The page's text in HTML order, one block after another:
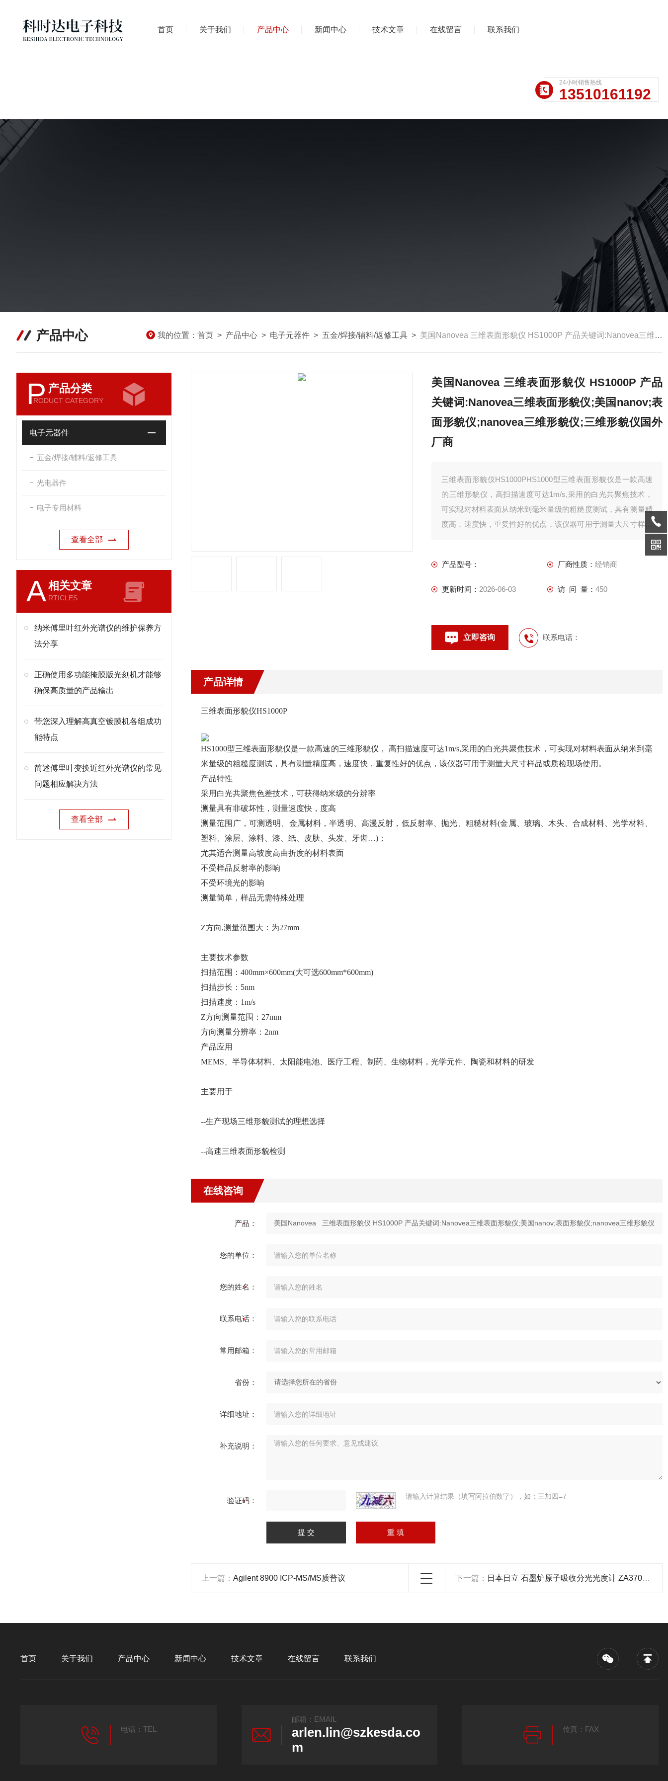
首页 关于我们 产品中心 新闻中心 技术文章 在线留言 联系我们
24小时销售热线
13510161192
产品中心 我的位置： 首页 > 产品中心 > 电子元器件 > 五金/焊接/辅料/返修工具 > 美国Nanovea 三维表面形貌仪 HS1000P 产品关键词:Nanovea三维表面形貌仪;美国nanov;表面形貌仪;nanovea三维形貌仪;三维形貌仪国外厂商
P 产品分类
RODUCT CATEGORY
电子元器件
五金/焊接/辅料/返修工具
光电器件
电子专用材料
查看全部
A相关文章
RTICLES
纳米傅里叶红外光谱仪的维护保养方
法分享
正确使用多功能掩膜版光刻机才能够
确保高质量的产品输出
带您深入理解高真空镀膜机各组成功
能特点
简述傅里叶变换近红外光谱仪的常见
问题相应解决方法
查看全部
美国Nanovea 三维表面形貌仪 HS1000P 产品
关键词:Nanovea三维表面形貌仪;美国nanov;表
面形貌仪;nanovea三维形貌仪;三维形貌仪国外
厂商
三维表面形貌仪HS1000PHS1000型三维表面形貌仪是一款高速
的三维形貌仪，高扫描速度可达1m/s,采用的白光共聚焦技术，
可实现对材料表面从纳米到毫米量级的粗糙度测试，具有测量精
度高，速度快，重复性好的优点，该仪器可用于测量大尺寸样品
产品型号： 厂商性质： 经销商
更新时间： 2026-06-03 访 问 量： 450
立即咨询 联系电话：
产品详情
三维表面形貌仪HS1000P
HS1000型三维表面形貌仪是一款高速的三维形貌仪， 高扫描速度可达1m/s,采用的白光共聚焦技术，可实现对材料表面从纳米到毫
米量级的粗糙度测试，具有测量精度高，速度快，重复性好的优点，该仪器可用于测量大尺寸样品或质检现场使用。
产品特性
采用白光共聚焦色差技术，可获得纳米级的分辨率
测量具有非破坏性，测量速度快，度高
测量范围广，可测透明、金属材料，半透明、高漫反射，低反射率、抛光、粗糙材料(金属、玻璃、木头、合成材料、光学材料、
塑料、涂层、涂料、漆、纸、皮肤、头发、牙齿…)；
尤其适合测量高坡度高曲折度的材料表面
不受样品反射率的影响
不受环境光的影响
测量简单，样品无需特殊处理
Z方向,测量范围大：为27mm
主要技术参数
扫描范围：400mm×600mm(大可选600mm*600mm)
扫描步长：5nm
扫描速度：1m/s
Z方向测量范围：27mm
方向测量分辨率：2nm
产品应用
MEMS、半导体材料、太阳能电池、医疗工程、制药、生物材料，光学元件、陶瓷和材料的研发
主要用于
--生产现场三维形貌测试的理想选择
--高速三维表面形貌检测
在线咨询
产品：
您的单位：
您的姓名：
联系电话：
常用邮箱：
省份：
详细地址：
补充说明：
验证码： 请输入计算结果（填写阿拉伯数字），如：三加四=7
上一篇： Agilent 8900 ICP-MS/MS质普议 下一篇： 日本日立 石墨炉原子吸收分光光度计 ZA3700 产品关键词:日本原子分光光度计;日立原子吸收光度计za3700;日本日立石墨;日立原子吸收分光;日本分光光度计3700
首页 关于我们 产品中心 新闻中心 技术文章 在线留言 联系我们
电话：TEL
邮箱：EMAIL
arlen.lin@szkesda.co
m
传真：FAX